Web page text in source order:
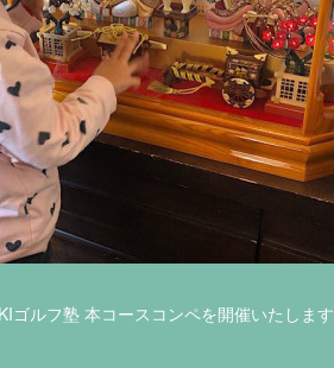
ゴルフ塾 本コースコンペを開催いたします